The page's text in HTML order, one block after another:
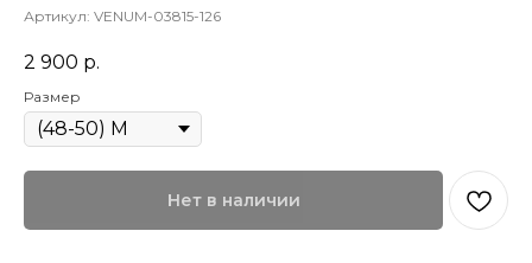
Артикул: VENUM-03815-126
2 900 р.
Размер
Нет в наличии